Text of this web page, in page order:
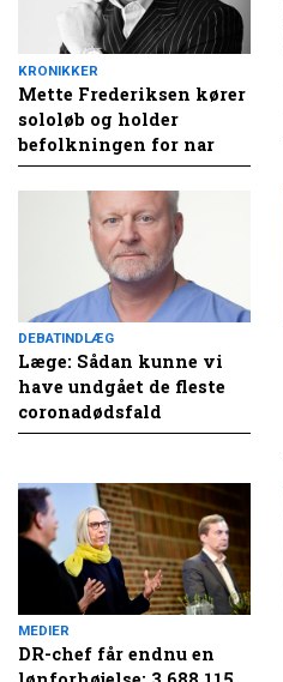
KRONIKKER
Mette Frederiksen kører
sololøb og holder
befolkningen for nar
DEBATINDLÆG
Læge: Sådan kunne vi
have undgået de fleste
coronadødsfald
MEDIER
DR-chef får endnu en